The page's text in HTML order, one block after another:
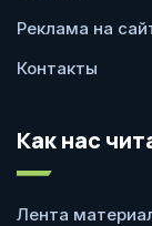
Реклама на
Контакты
Как нас
Лента